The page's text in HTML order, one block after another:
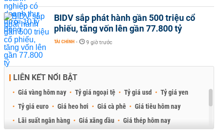
BIDV sắp phát hành gần 500 triệu cổ
phiếu, tăng vốn lên gần 77.800 tỷ
TÀI CHÍNH - 9 giờ trước
LIÊN KẾT NỔI BẬT
Giá vàng hôm nay Tỷ giá ngoại tệ Tỷ giá usd
Tỷ giá yen
Tỷ giá euro
Giá heo hơi Giá cà phê
Giá tiêu hôm nay
Lãi suất ngân hàng
Giá xăng dầu
Giá thép hôm nay